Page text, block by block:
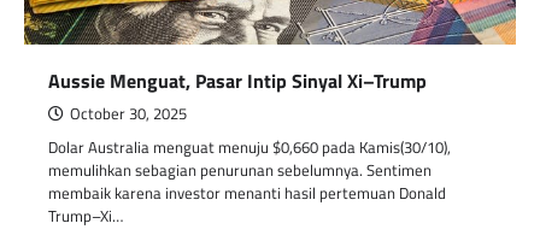
Aussie Menguat, Pasar Intip Sinyal Xi–Trump
October 30, 2025
Dolar Australia menguat menuju $0,660 pada Kamis(30/10),
memulihkan sebagian penurunan sebelumnya. Sentimen
membaik karena investor menanti hasil pertemuan Donald
Trump–Xi…